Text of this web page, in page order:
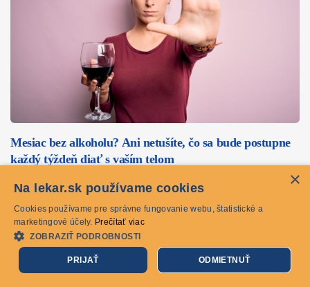
Mesiac bez alkoholu? Ani netušíte, čo sa bude postupne
každý týždeň diať s vaším telom
ochorenia
Je jedným z vašich novoročných predsavzatí aj dať si
pokoj s alkoholom? Nuž, suchý február môže byť ideálna
príležitosť. Pravdepodobne…
31.01.2025
×
Na lekar.sk používame cookies
Cookies používame pre správne fungovanie webu, štatistické a
marketingové účely. Prečítať viac
ZOBRAZIŤ PODROBNOSTI
PRIJAŤ ODMIETNUŤ